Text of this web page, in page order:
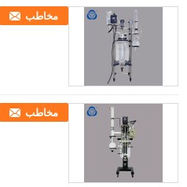
مخاطب
مخاطب